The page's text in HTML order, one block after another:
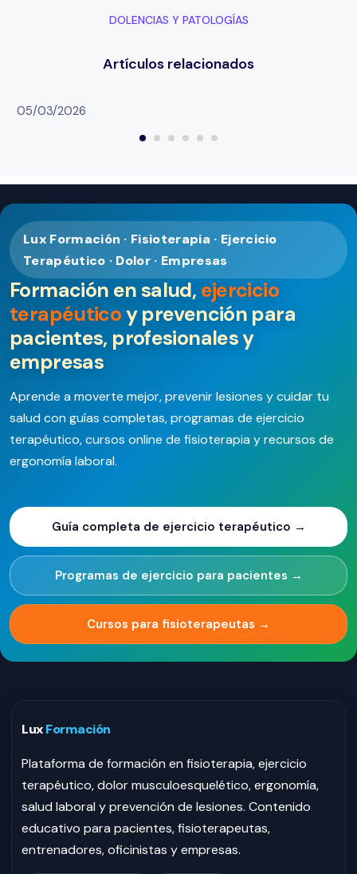
DOLENCIAS Y PATOLOGÍAS
05/03/2026
Lux Formación · Fisioterapia · Ejercicio
Terapéutico · Dolor · Empresas
Formación en salud, ejercicio
terapéuticoy prevención para
pacientes, profesionales y
empresas
Aprende a moverte mejor, prevenir lesiones y cuidar tu
salud con guías completas, programas de ejercicio
terapéutico, cursos online de fisioterapia y recursos de
ergonomía laboral.
Guía completa de ejercicio terapéutico →
Programas de ejercicio para pacientes →
Cursos para fisioterapeutas →
LuxFormación
Plataforma de formación en fisioterapia, ejercicio
terapéutico, dolor musculoesquelético, ergonomía,
salud laboral y prevención de lesiones. Contenido
educativo para pacientes, fisioterapeutas,
entrenadores, oficinistas y empresas.